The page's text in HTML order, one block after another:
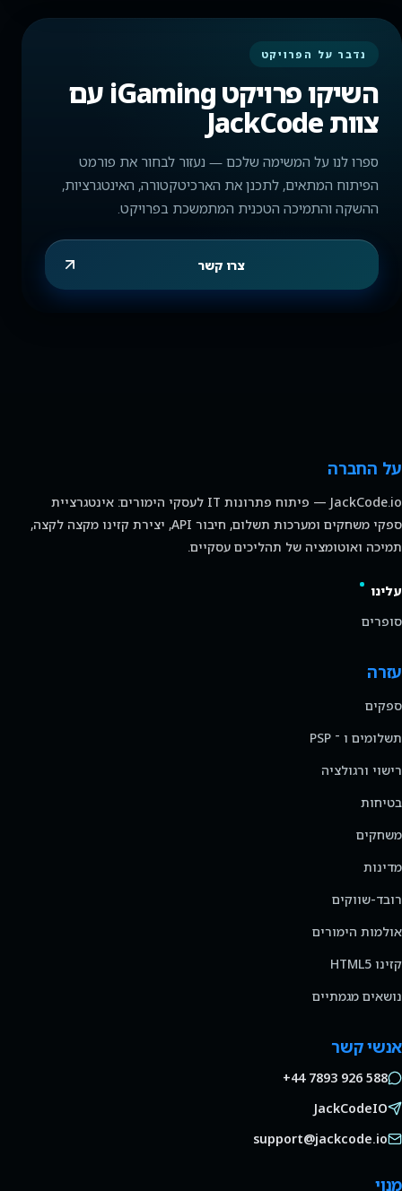
נדבר על הפרויקט
השיקו פרויקט iGaming עם
צוות JackCode
ספרו לנו על המשימה שלכם — נעזור לבחור את פורמט
הפיתוח המתאים, לתכנן את הארכיטקטורה, האינטגרציות,
ההשקה והתמיכה הטכנית המתמשכת בפרויקט.
צרו קשר
על החברה
JackCode.io — פיתוח פתרונות IT לעסקי הימורים: אינטגרציית
ספקי משחקים ומערכות תשלום, חיבור API, יצירת קזינו מקצה לקצה,
תמיכה ואוטומציה של תהליכים עסקיים.
עלינו
סופרים
עזרה
ספקים
תשלומים ו ־ PSP
רישוי ורגולציה
בטיחות
משחקים
מדינות
רובד-שווקים
אולמות הימורים
קזינו HTML5
נושאים מגמתיים
אנשי קשר
+44 7893 926 588
JackCodeIO
support@jackcode.io
מנוי